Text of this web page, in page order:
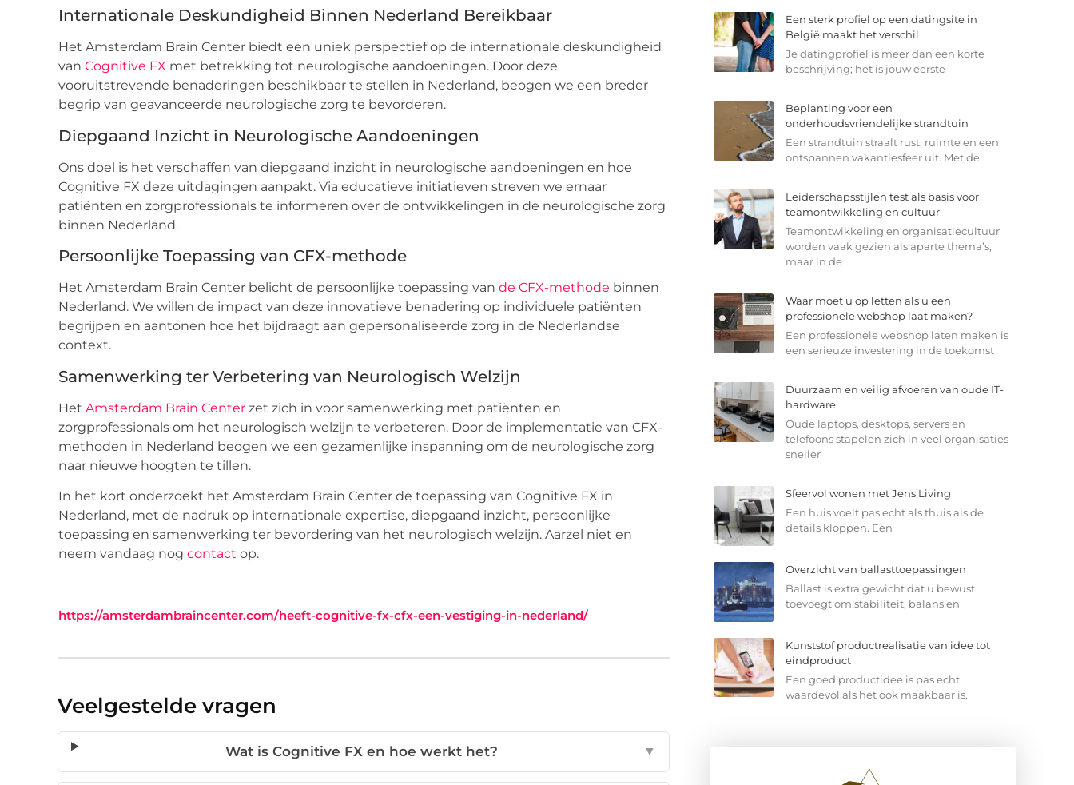
Internationale Deskundigheid Binnen Nederland Bereikbaar
Het Amsterdam Brain Center biedt een uniek perspectief op de internationale deskundigheid
van Cognitive FX met betrekking tot neurologische aandoeningen. Door deze
vooruitstrevende benaderingen beschikbaar te stellen in Nederland, beogen we een breder
begrip van geavanceerde neurologische zorg te bevorderen.
Diepgaand Inzicht in Neurologische Aandoeningen
Ons doel is het verschaffen van diepgaand inzicht in neurologische aandoeningen en hoe
Cognitive FX deze uitdagingen aanpakt. Via educatieve initiatieven streven we ernaar
patiënten en zorgprofessionals te informeren over de ontwikkelingen in de neurologische zorg
binnen Nederland.
Persoonlijke Toepassing van CFX-methode
Het Amsterdam Brain Center belicht de persoonlijke toepassing van de CFX-methode binnen
Nederland. We willen de impact van deze innovatieve benadering op individuele patiënten
begrijpen en aantonen hoe het bijdraagt aan gepersonaliseerde zorg in de Nederlandse
context.
Samenwerking ter Verbetering van Neurologisch Welzijn
Het Amsterdam Brain Center zet zich in voor samenwerking met patiënten en
zorgprofessionals om het neurologisch welzijn te verbeteren. Door de implementatie van CFX-
methoden in Nederland beogen we een gezamenlijke inspanning om de neurologische zorg
naar nieuwe hoogten te tillen.
In het kort onderzoekt het Amsterdam Brain Center de toepassing van Cognitive FX in
Nederland, met de nadruk op internationale expertise, diepgaand inzicht, persoonlijke
toepassing en samenwerking ter bevordering van het neurologisch welzijn. Aarzel niet en
neem vandaag nog contact op.
https://amsterdambraincenter.com/heeft-cognitive-fx-cfx-een-vestiging-in-nederland/
Veelgestelde vragen
Wat is Cognitive FX en hoe werkt het? ▼
Een sterk profiel op een datingsite in
België maakt het verschil
Je datingprofiel is meer dan een korte
beschrijving; het is jouw eerste
Beplanting voor een
onderhoudsvriendelijke strandtuin
Een strandtuin straalt rust, ruimte en een
ontspannen vakantiesfeer uit. Met de
Leiderschapsstijlen test als basis voor
teamontwikkeling en cultuur
Teamontwikkeling en organisatiecultuur
worden vaak gezien als aparte thema’s,
maar in de
Waar moet u op letten als u een
professionele webshop laat maken?
Een professionele webshop laten maken is
een serieuze investering in de toekomst
Duurzaam en veilig afvoeren van oude IT-
hardware
Oude laptops, desktops, servers en
telefoons stapelen zich in veel organisaties
sneller
Sfeervol wonen met Jens Living
Een huis voelt pas echt als thuis als de
details kloppen. Een
Overzicht van ballasttoepassingen
Ballast is extra gewicht dat u bewust
toevoegt om stabiliteit, balans en
Kunststof productrealisatie van idee tot
eindproduct
Een goed productidee is pas echt
waardevol als het ook maakbaar is.